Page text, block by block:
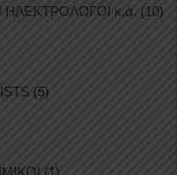
ΗΛΕΚΤΡΟΛΟΓΟΙ κ.ά. (10)
(5)
(1)